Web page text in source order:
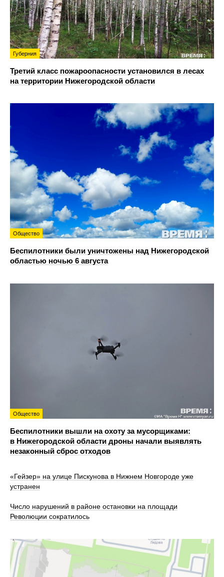
Губерния
Третий класс пожароопасности установился в лесах
на территории Нижегородской области
Общество
Беспилотники были уничтожены над Нижегородской
областью ночью 6 августа
Общество
Беспилотники вышли на охоту за мусорщиками:
в Нижегородской области дроны начали выявлять
незаконный сброс отходов
«Гейзер» на улице Пискунова в Нижнем Новгороде уже
устранен
Число нарушений в районе остановки на площади
Революции сократилось